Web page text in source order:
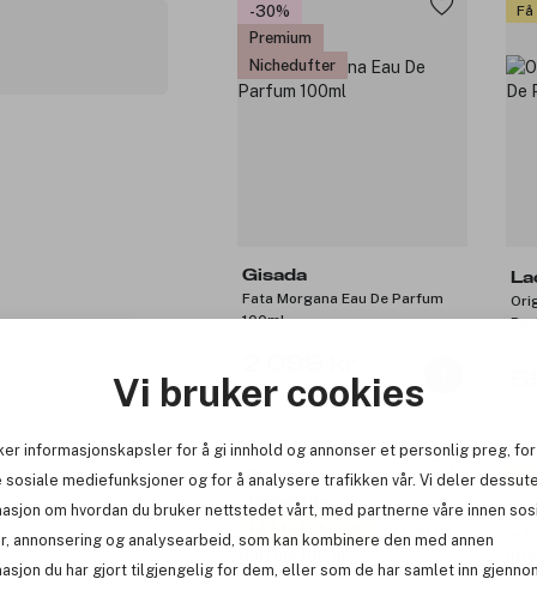
Vi bruker cookies
informasjonskapsler for å gi innhold og annonser et personlig preg, for
sosiale mediefunksjoner og for å analysere trafikken vår. Vi deler
om hvordan du bruker nettstedet vårt, med partnerne våre innen
annonsering og analysearbeid, som kan kombinere den med annen
du har gjort tilgjengelig for dem, eller som de har samlet inn
-30%
Premium
Nichedufter
Gisada
Fata Morgana Eau De Parfum
100ml
Før: 2 999 kr
Få
Premium
Nichedufter
Få